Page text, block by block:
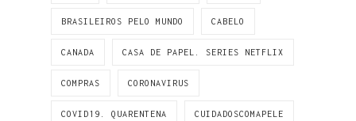
BRASILEIROS PELO MUNDO CABELO
CANADA CASA DE PAPEL. SERIES NETFLIX
COMPRAS CORONAVIRUS
COVID19. QUARENTENA CUIDADOSCOMAPELE